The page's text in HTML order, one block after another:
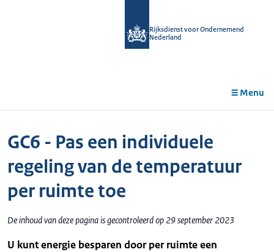
Rijksdienst voor Ondernemend
Nederland
Menu
GC6 - Pas een individuele
regeling van de temperatuur
per ruimte toe
De inhoud van deze pagina is gecontroleerd op 29 september 2023
U kunt energie besparen door per ruimte een